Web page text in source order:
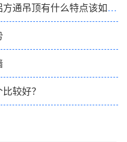
铝方通有哪些特点和优势呢？铝方通吊顶有什么特点该如何选择呢？
较好？